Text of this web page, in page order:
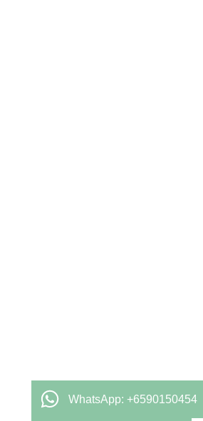
WhatsApp: +6590150454